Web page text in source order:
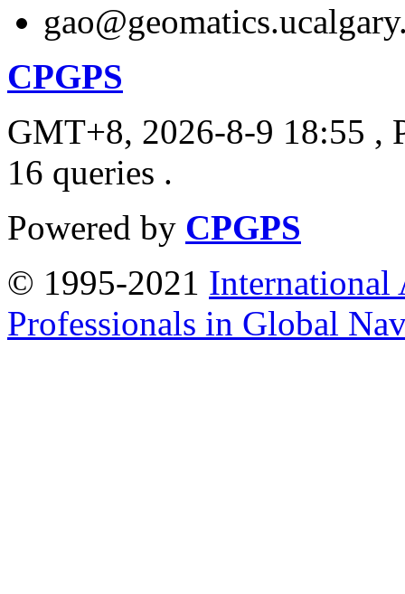
CPGPS
GMT+8, 2026-8-9 18:55 ,
16 queries .
Powered by CPGPS
© 1995-2021 International
Professionals in Global